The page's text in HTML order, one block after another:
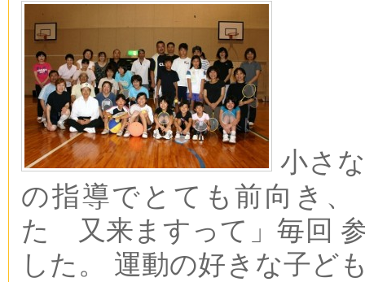
小さ
の指導でとても前向き
た 又来ますって」毎回
した。 運動の好きな子ど